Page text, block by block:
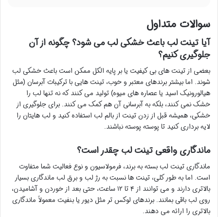
سوالات متداول
آیا تینت لب باعث خشکی لب می شود؟ چگونه از آن
جلوگیری کنیم؟
بعضی از تینت های بی کیفیت یا بر پایه الکل ممکن است باعث خشکی لب
شوند. اما بیشتر برندهای معتبر و خوب، تینت هایی با ترکیبات آبرسان (مثل
هیالورونیک اسید یا عصاره های میوه) تولید می کنند که نه تنها لب را
خشک نمی کنند، بلکه به آبرسانی آن هم کمک می کنند. برای جلوگیری از
خشکی، همیشه قبل از زدن تینت از بالم لب استفاده کنید و لب هایتان را
لایه برداری کنید تا پوسته پوسته نباشند.
ماندگاری واقعی تینت لب چقدر است؟
ماندگاری تینت لب بسته به برند، فرمولاسیون و نوع فعالیت شما متفاوت
است. اما به طور کلی، تینت ها نسبت به رژ لب و برق لب ماندگاری بسیار
بالاتری دارند و می توانند از ۴ تا ۱۲ ساعت، حتی بعد از خوردن و آشامیدن،
روی لب باقی بمانند. برندهای لوکس تر مثل دیور یا بنفیت معمولاً ماندگاری
بالاتری را ارائه می دهند.